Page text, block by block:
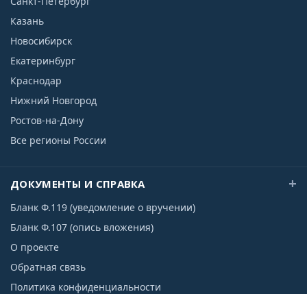
Казань
Новосибирск
Екатеринбург
Краснодар
Нижний Новгород
Ростов-на-Дону
Все регионы России
ДОКУМЕНТЫ И СПРАВКА
Бланк Ф.119 (уведомление о вручении)
Бланк Ф.107 (опись вложения)
О проекте
Обратная связь
Политика конфиденциальности